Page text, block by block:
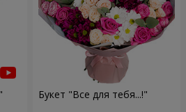
Букет "Все для тебя...!"